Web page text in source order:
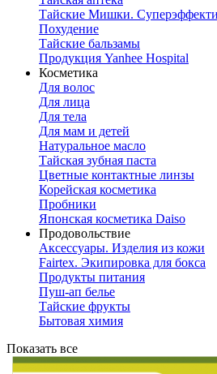
Тайские Мишки.
Похудение
Тайские бальзамы
Продукция Yanhee Hospital
Косметика
Для волос
Для лица
Для тела
Для мам и детей
Натуральное масло
Тайская зубная паста
Цветные контактные линзы
Корейская косметика
Пробники
Японская косметика Daiso
Продовольствие
Аксессуары. Изделия из кожи
Fairtex. Экипировка для бокса
Продукты питания
Пуш-ап белье
Тайские фрукты
Бытовая химия
Показать все